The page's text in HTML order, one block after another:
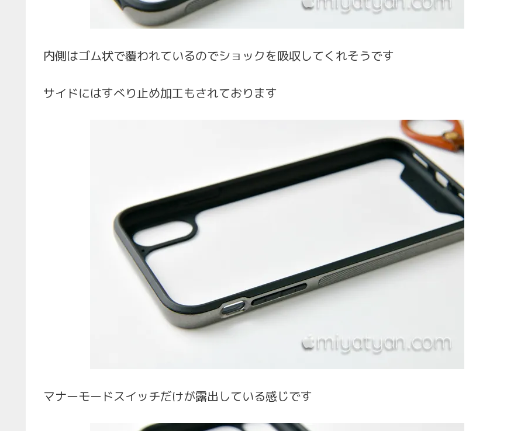
内側はゴム状で覆われているのでショックを吸収してくれそうです
サイドにはすべり止め加工もされております
マナーモードスイッチだけが露出している感じです